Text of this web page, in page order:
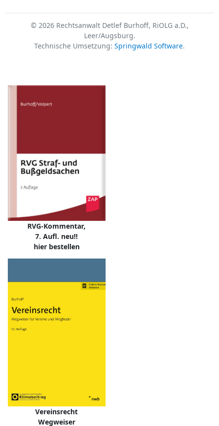
© 2026 Rechtsanwalt Detlef Burhoff, RiOLG a.D.,
Leer/Augsburg.
Technische Umsetzung: Springwald Software.
RVG-Kommentar,
7. Aufl. neu!!
hier bestellen
Vereinsrecht
Wegweiser